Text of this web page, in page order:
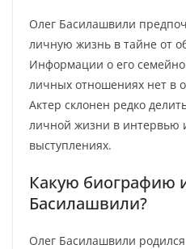
Олег Басилашвили
личную жизнь в тайне от
Информации о его
личных отношениях нет в
Актер склонен редко
личной жизни в интервью
выступлениях.
Какую биографию
Басилашвили?
Олег Басилашвили